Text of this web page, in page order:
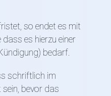
so endet es mit
es hierzu einer
bedarf.
schriftlich im
bevor das